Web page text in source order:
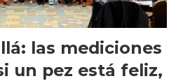
las mediciones
un pez está feliz,